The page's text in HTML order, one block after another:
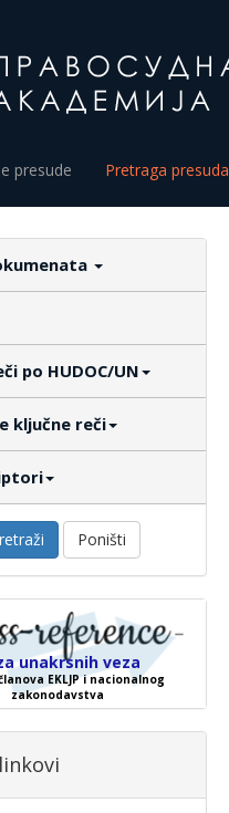
presude Pretraga presuda
po HUDOC/UN
ključne reči
Poništi
unakrsnih veza
EKLJP i nacionalnog
zakonodavstva